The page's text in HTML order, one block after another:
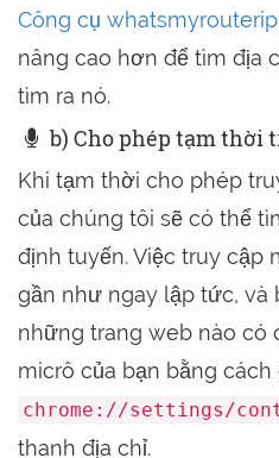
Công cụ
nâng cao hơn để tìm địa
tìm ra nó.
b) Cho phép tạm thời
Khi tạm thời cho phép
của chúng tôi sẽ có thể
định tuyến. Việc truy cập
gần như ngay lập tức, và
những trang web nào có
micrô của bạn bằng cách
chrome://settings/
thanh địa chỉ.